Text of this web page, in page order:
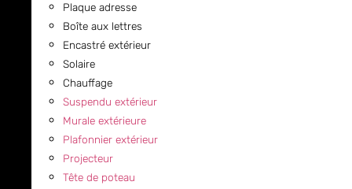
Plaque adresse
Boîte aux lettres
Encastré extérieur
Solaire
Chauffage
Suspendu extérieur
Murale extérieure
Plafonnier extérieur
Projecteur
Tête de poteau